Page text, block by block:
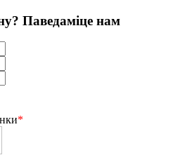
Паведаміце нам
*